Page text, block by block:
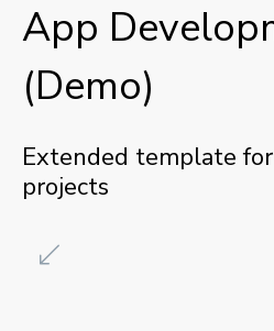
App
(Demo)
Extended template
projects